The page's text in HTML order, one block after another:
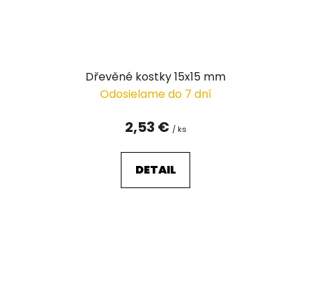
Dřevěné kostky 15x15 mm
Odosielame do 7 dní
2,53 € / ks
DETAIL